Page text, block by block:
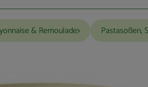
& Remoulade Pastasoßen,